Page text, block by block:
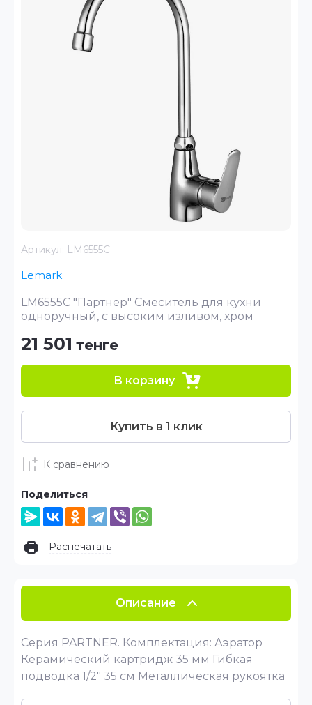
Артикул: LM6555C
Lemark
LM6555C "Партнер" Смеситель для кухни
одноручный, с высоким изливом, хром
21 501 тенге
В корзину
Купить в 1 клик
К сравнению
Поделиться
Распечатать
Описание
Серия PARTNER. Комплектация: Аэратор
Керамический картридж 35 мм Гибкая
подводка 1/2" 35 см Металлическая рукоятка